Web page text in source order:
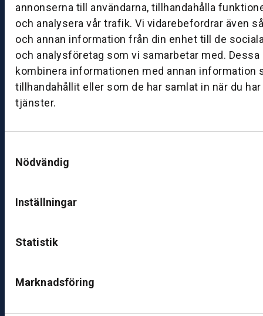
annonserna till användarna, tillhandahålla
och analysera vår trafik. Vi vidarebefordrar även
och annan information från din enhet till de
och analysföretag som vi samarbetar med. Dessa
kombinera informationen med annan information
tillhandahållit eller som de har samlat in när du
tjänster.
Nödvändig
Inställningar
Statistik
Marknadsföring
v
d
e
B
ut
ik
k
n
K
d
e